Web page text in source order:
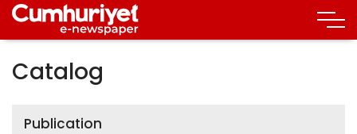
Catalog
Publication